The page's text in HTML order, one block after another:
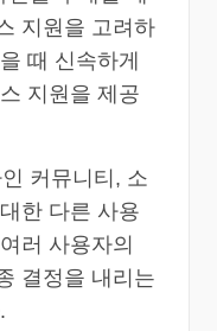
지원을 고려하
때 신속하게
지원을 제공
커뮤니티, 소
한 다른 사용
러 사용자의
결정을 내리는